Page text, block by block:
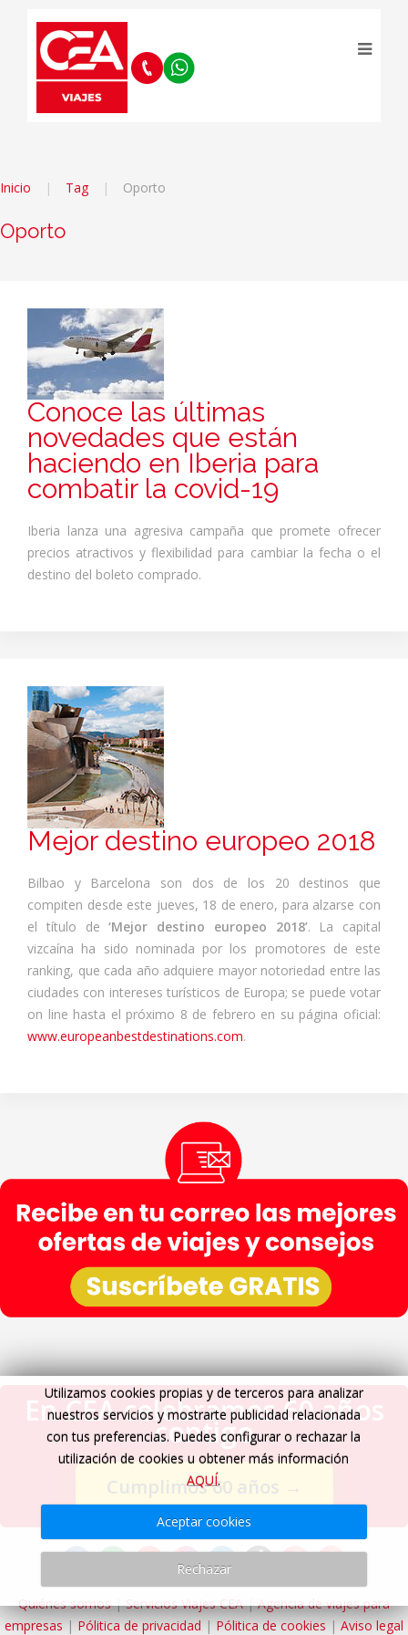
Inicio Tag Oporto
Oporto
Conoce las últimas
novedades que están
haciendo en Iberia para
combatir la covid-19
Iberia lanza una agresiva campaña que promete ofrecer
precios atractivos y flexibilidad para cambiar la fecha o el
destino del boleto comprado.
Mejor destino europeo 2018
Bilbao y Barcelona son dos de los 20 destinos que
compiten desde este jueves, 18 de enero, para alzarse con
el título de‘Mejor destino europeo 2018’. La capital
vizcaína ha sido nominada por los promotores de este
ranking, que cada año adquiere mayor notoriedad entre las
ciudades con intereses turísticos de Europa; se puede votar
on line hasta el próximo 8 de febrero en su página oficial:
www.europeanbestdestinations.com.
En CEA celebramos 60 años
contigo
Cumplimos 60 años →
Quiénes somos|Servicios Viajes CEA|Agencia de viajes para
empresas | Pólitica de privacidad | Pólitica de cookies | Aviso legal
Utilizamos cookies propias y de terceros para analizar
nuestros servicios y mostrarte publicidad relacionada
con tus preferencias. Puedes configurar o rechazar la
utilización de cookies u obtener más información
AQUÍ.
Aceptar cookies
Rechazar